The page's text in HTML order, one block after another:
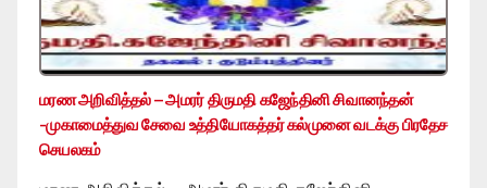
மரண அறிவித்தல் – அமரர் திருமதி கஜேந்தினி சிவானந்தன்
-முகாமைத்துவ சேவை உத்தியோகத்தர் கல்முனை வடக்கு பிரதேச
செயலகம்